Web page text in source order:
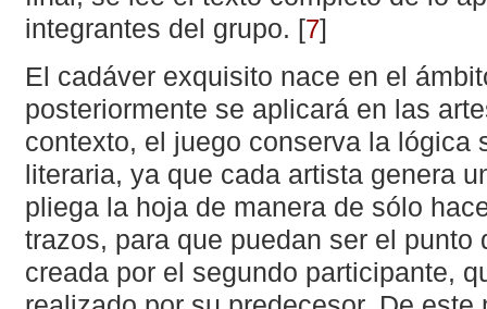
integrantes del grupo. [7]
El cadáver exquisito nace en el
posteriormente se aplicará en las
contexto, el juego conserva la lógica
literaria, ya que cada artista genera
pliega la hoja de manera de sólo
trazos, para que puedan ser el punto
creada por el segundo participante,